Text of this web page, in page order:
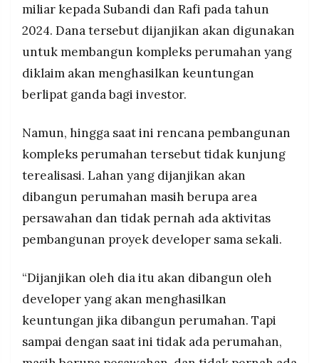
miliar kepada Subandi dan Rafi pada tahun
2024. Dana tersebut dijanjikan akan digunakan
untuk membangun kompleks perumahan yang
diklaim akan menghasilkan keuntungan
berlipat ganda bagi investor.
Namun, hingga saat ini rencana pembangunan
kompleks perumahan tersebut tidak kunjung
terealisasi. Lahan yang dijanjikan akan
dibangun perumahan masih berupa area
persawahan dan tidak pernah ada aktivitas
pembangunan proyek developer sama sekali.
“Dijanjikan oleh dia itu akan dibangun oleh
developer yang akan menghasilkan
keuntungan jika dibangun perumahan. Tapi
sampai dengan saat ini tidak ada perumahan,